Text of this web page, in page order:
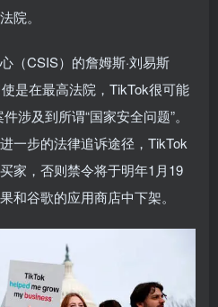
院。
（CSIS）的詹姆斯·刘易斯
使是在最高法院，TikTok很可能
涉及到所谓“国家安全问题”。
一步的法律追诉途径，TikTok
家，否则禁令将于明年1月19
和谷歌的应用商店中下架。